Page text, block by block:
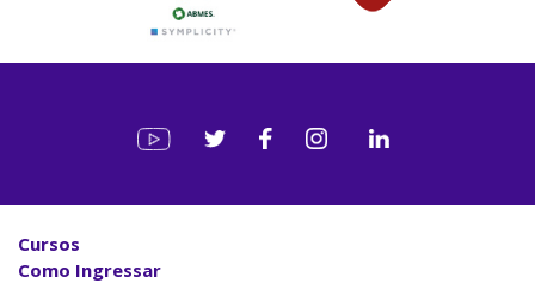
Cursos
Como Ingressar